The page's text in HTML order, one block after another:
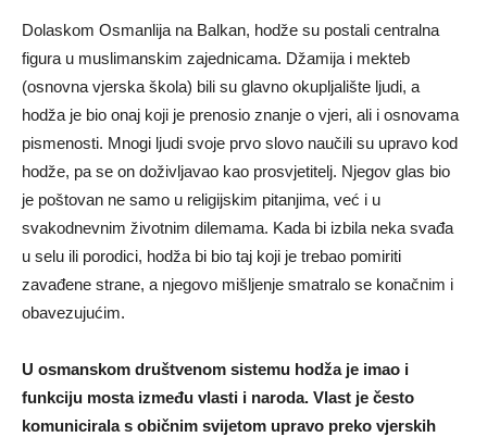
Dolaskom Osmanlija na Balkan, hodže su postali centralna
figura u muslimanskim zajednicama. Džamija i mekteb
(osnovna vjerska škola) bili su glavno okupljalište ljudi, a
hodža je bio onaj koji je prenosio znanje o vjeri, ali i osnovama
pismenosti. Mnogi ljudi svoje prvo slovo naučili su upravo kod
hodže, pa se on doživljavao kao prosvjetitelj. Njegov glas bio
je poštovan ne samo u religijskim pitanjima, već i u
svakodnevnim životnim dilemama. Kada bi izbila neka svađa
u selu ili porodici, hodža bi bio taj koji je trebao pomiriti
zavađene strane, a njegovo mišljenje smatralo se konačnim i
obavezujućim.
U osmanskom društvenom sistemu hodža je imao i
funkciju mosta između vlasti i naroda. Vlast je često
komunicirala s običnim svijetom upravo preko vjerskih